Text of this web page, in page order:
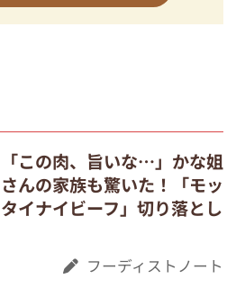
「この肉、旨いな…」かな姐
さんの家族も驚いた！「モッ
タイナイビーフ」切り落とし
フーディストノート